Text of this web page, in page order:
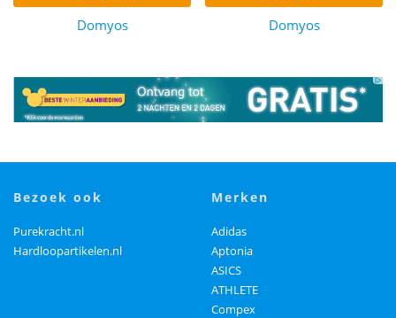
Domyos
Domyos
bezoek ook
Purekracht.nl
Hardloopartikelen.nl
merken
Adidas
Aptonia
ASICS
ATHLETE
Compex